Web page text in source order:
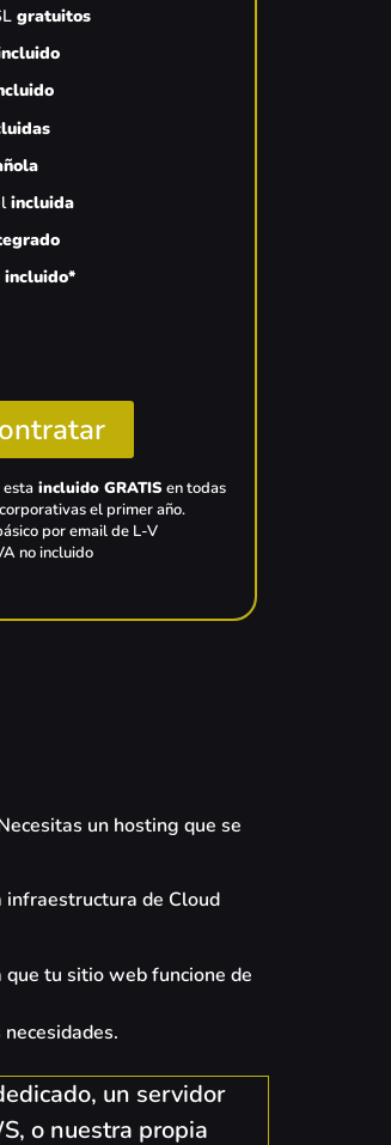
gratuitos
incluida
incluido*
esta incluido GRATIS en todas
el primer año.
por email de L-V
no incluido
un hosting que se
infraestructura de Cloud
que tu sitio web funcione de
un servidor
o nuestra propia